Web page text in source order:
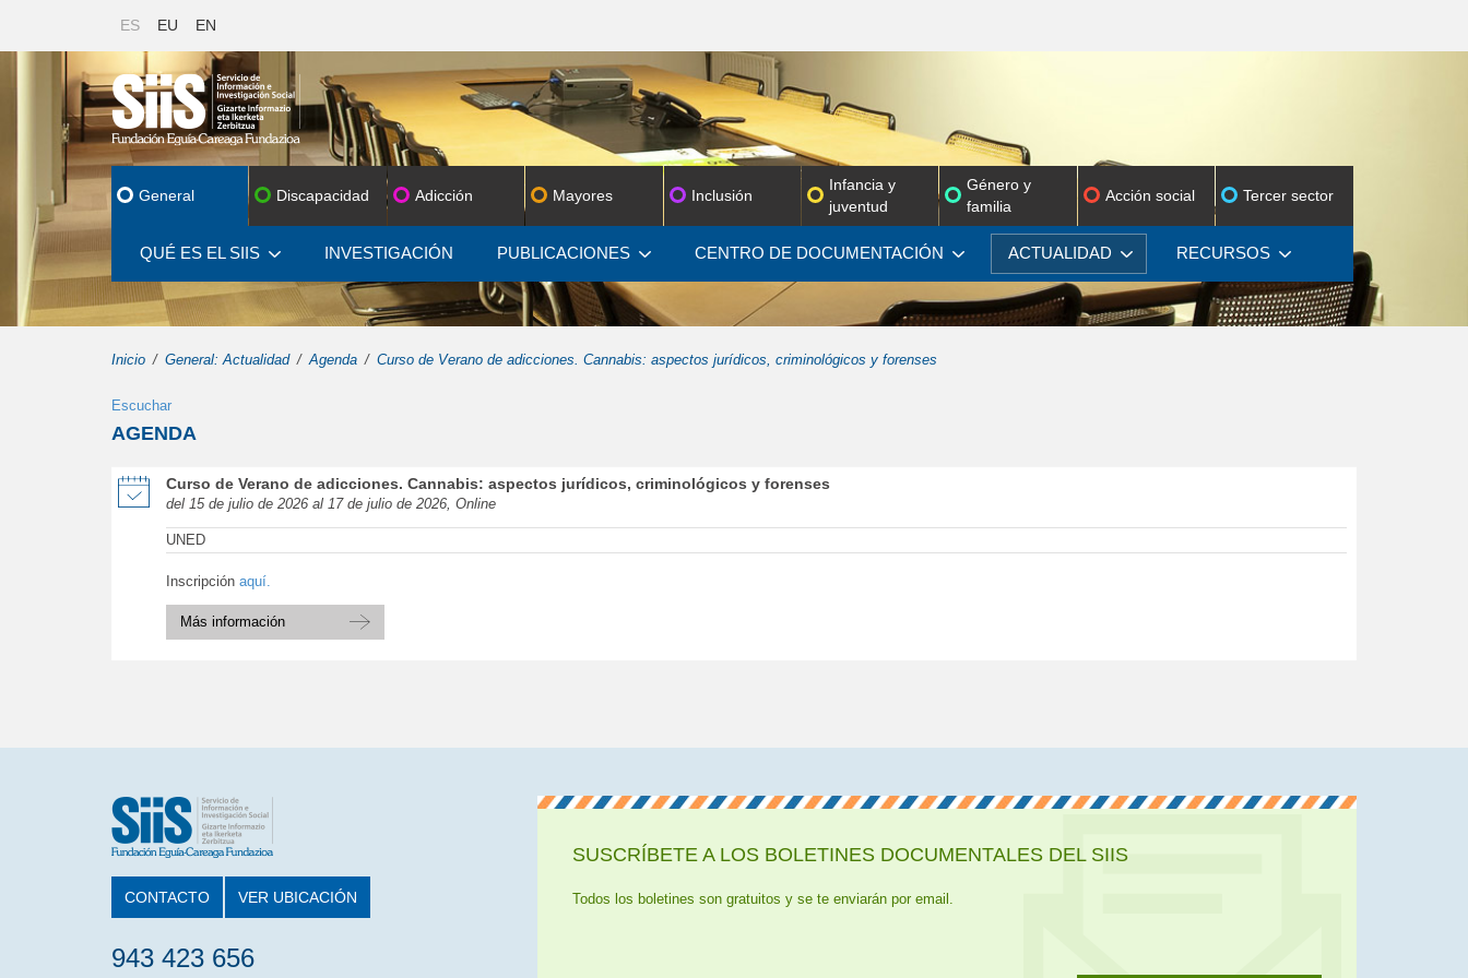
ES EU EN
General
QUÉ ES EL SIIS INVESTIGACIÓN PUBLICACIONES CENTRO DE DOCUMENTACIÓN ACTUALIDAD RECURSOS
Discapacidad Adicción Mayores Inclusión
Infancia y
juventud
Género y
familia
Acción social Tercer sector
Inicio General: Actualidad Agenda Curso de Verano de adicciones. Cannabis: aspectos jurídicos, criminológicos y forenses
Escuchar
AGENDA
Curso de Verano de adicciones. Cannabis: aspectos jurídicos, criminológicos y forenses
del 15 de julio de 2026 al 17 de julio de 2026, Online
UNED
Inscripción aquí.
Más información
de Curso de Verano de adicciones. Cannabis: aspectos jurídicos, criminológicos y forenses en una nueva ventana
CONTACTO VER UBICACIÓN
943 423 656
SUSCRÍBETE A LOS BOLETINES DOCUMENTALES DEL SIIS
Todos los boletines son gratuitos y se te enviarán por email.